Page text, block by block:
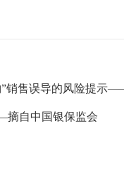
”销售误导的风险提示
摘自中国银保监会